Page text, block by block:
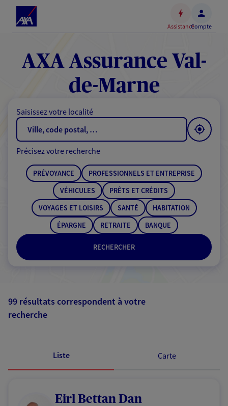
Accéder
contenu
principal
Accéder
au
de
AssistanceCompte
AXA Assurance Val-
de-Marne
Saisissez votre localité
RECHERCHER
Précisez votre recherche
PRÉVOYANCE
PROFESSIONNELS ET ENTREPRISE
VÉHICULES
PRÊTS ET CRÉDITS
VOYAGES ET LOISIRS
SANTÉ
HABITATION
ÉPARGNE
RETRAITE BANQUE
99 résultats correspondent à votre
recherche
Liste Carte
Eirl Bettan Dan